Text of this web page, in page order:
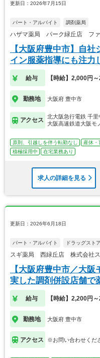
更新日：2026年7月15日
パート・アルバイト 調剤薬局
ハザマ薬局 パーク緑丘店 ファ
【大阪府豊中市】自
イン服薬指導にも注力
給与 【時給】2,000円
勤務地 大阪府 豊中市
アクセス
北大阪急行電鉄 千里
大阪高速鉄道大阪モ
原則、引越しを伴う転勤なし 産休・
積極採用中
在宅業務あり
求人の詳細を見る
更新日：2026年6月18日
パート・アルバイト ドラッグスト
スギ薬局 西緑丘店 株式会社ス
【大阪府豊中市／大
実した調剤併設店舗で
給与 【時給】2,200円
勤務地 大阪府 豊中市
アクセス ※お問い合わせくだ